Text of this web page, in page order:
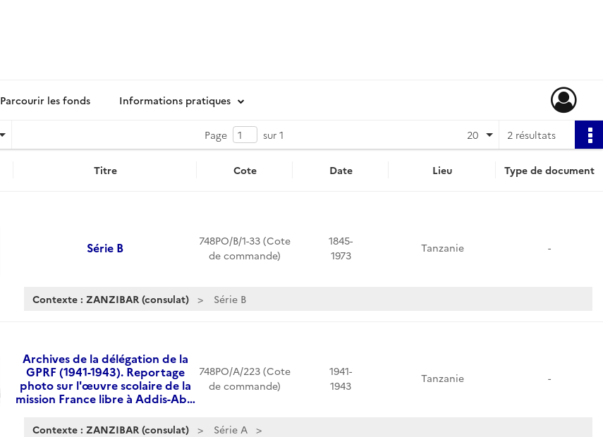
Parcourir les fonds Informations pratiques
Page sur 1 2 résultats
20
Titre Cote Date Lieu Type de document
Série B
748PO/B/1-33 (Cote
de commande)
1845-
1973
Tanzanie -
Contexte : ZANZIBAR (consulat) Série B
Archives de la délégation de la
GPRF (1941-1943). Reportage
photo sur l'œuvre scolaire de la
mission France libre à Addis-Ab…
748PO/A/223 (Cote
de commande)
1941-
1943
Tanzanie -
Contexte : ZANZIBAR (consulat)
Série A